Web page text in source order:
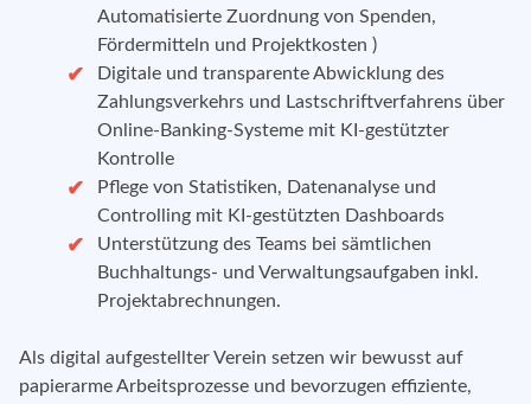
Automatisierte Zuordnung von Spenden,
Fördermitteln und Projektkosten )
Digitale und transparente Abwicklung des
Zahlungsverkehrs und Lastschriftverfahrens über
Online-Banking-Systeme mit KI-gestützter
Kontrolle
Pflege von Statistiken, Datenanalyse und
Controlling mit KI-gestützten Dashboards
Unterstützung des Teams bei sämtlichen
Buchhaltungs- und Verwaltungsaufgaben inkl.
Projektabrechnungen.
Als digital aufgestellter Verein setzen wir bewusst auf
papierarme Arbeitsprozesse und bevorzugen effiziente,